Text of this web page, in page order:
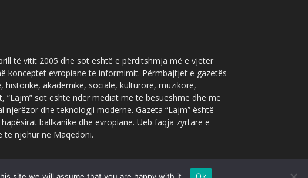
të vitit 2005 dhe sot është e përditshmja më e vjetër
konceptet evropiane të informimit. Përmbajtjet e gazetës
historike, akademike, sociale, kulturore, muzikore,
sot është ndër mediat më të besueshme dhe më
njerëzor dhe teknologji moderne. Gazeta “Lajm” është
ballkanike dhe evropiane. Ueb faqja zyrtare e
të njohur në Maqedoni.